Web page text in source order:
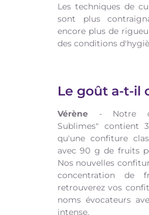
Les techniques de
sont plus
encore plus de
des conditions
Le goût a-t-il
Vérène - Notre
Sublimes" contient
qu'une confiture
avec 90 g de fruits
Nos nouvelles
concentration de
retrouverez vos
noms évocateurs
intense.